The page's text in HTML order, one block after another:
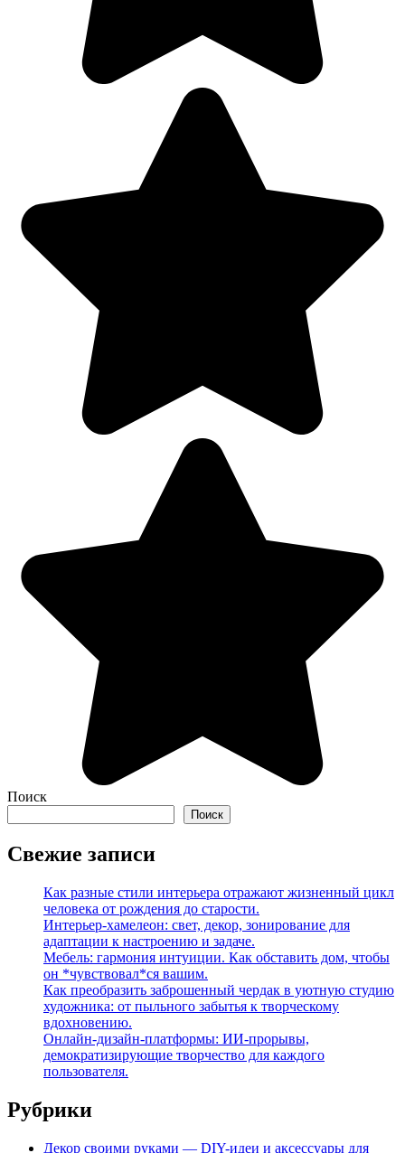
Поиск
Поиск
Свежие записи
Как разные стили интерьера отражают жизненный цикл
человека от рождения до старости.
Интерьер-хамелеон: свет, декор, зонирование для
адаптации к настроению и задаче.
Мебель: гармония интуиции. Как обставить дом, чтобы
он *чувствовал*ся вашим.
Как преобразить заброшенный чердак в уютную студию
художника: от пыльного забытья к творческому
вдохновению.
Онлайн-дизайн-платформы: ИИ-прорывы,
демократизирующие творчество для каждого
пользователя.
Рубрики
Декор своими руками — DIY-идеи и аксессуары для